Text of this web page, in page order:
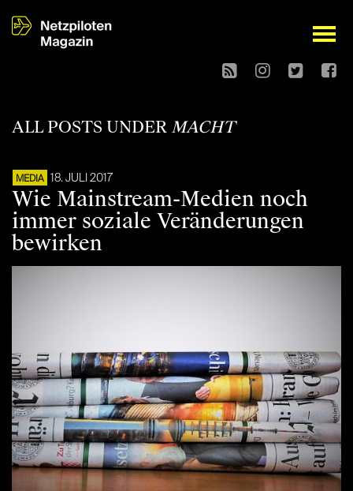
open
ALL POSTS UNDER MACHT
MEDIA 18. JULI 2017
Wie Mainstream-Medien noch
immer soziale Veränderungen
bewirken